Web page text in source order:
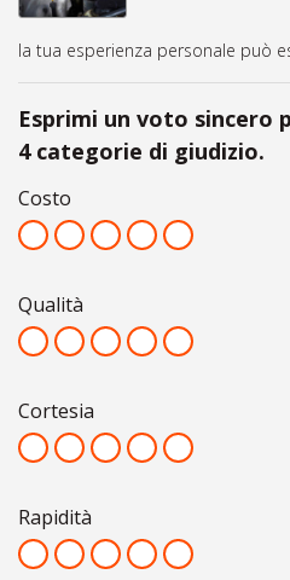
la tua esperienza personale può
Esprimi un voto sincero
4 categorie di giudizio.
Costo
Qualità
Cortesia
Rapidità